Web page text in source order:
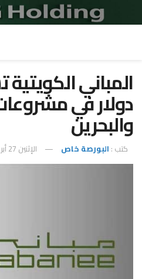
دولار في
والبحرين
كتب : البورصة خاص الإثنين 27 أبريل 2020